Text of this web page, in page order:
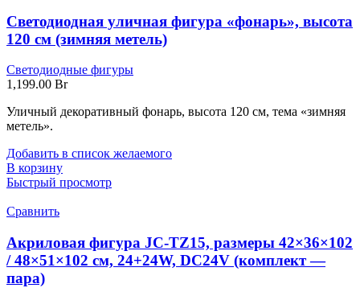
Светодиодная уличная фигура «фонарь», высота
120 см (зимняя метель)
Светодиодные фигуры
1,199.00 Br
Уличный декоративный фонарь, высота 120 см, тема «зимняя
метель».
Добавить в список желаемого
В корзину
Быстрый просмотр
Сравнить
Акриловая фигура JC-TZ15, размеры 42×36×102
/ 48×51×102 см, 24+24W, DC24V (комплект —
пара)